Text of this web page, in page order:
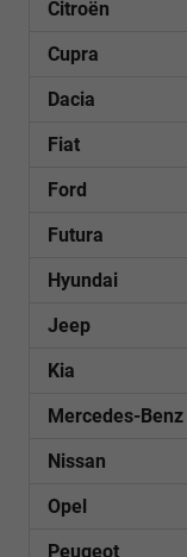
Citroën
Cupra
Dacia
Fiat
Ford
Futura
Hyundai
Jeep
Kia
Mercedes-Benz
Nissan
Opel
Peugeot